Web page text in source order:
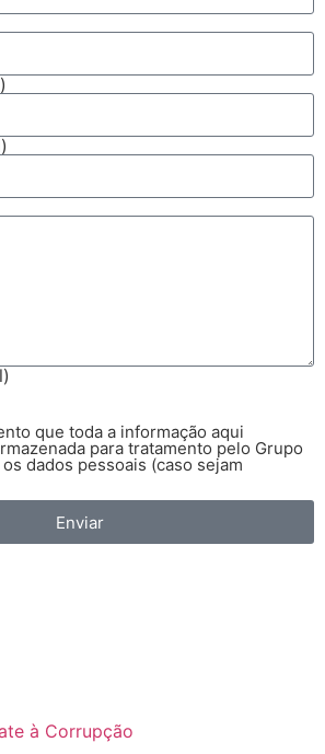
que toda a informação aqui
para tratamento pelo Grupo
dados pessoais (caso sejam
Enviar
à Corrupção